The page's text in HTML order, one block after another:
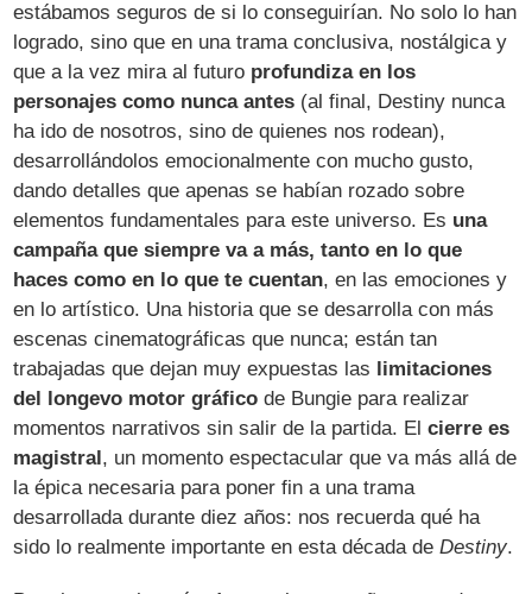
estábamos seguros de si lo conseguirían. No solo lo han
logrado, sino que en una trama conclusiva, nostálgica y
que a la vez mira al futuro profundiza en los
personajes como nunca antes (al final, Destiny nunca
ha ido de nosotros, sino de quienes nos rodean),
desarrollándolos emocionalmente con mucho gusto,
dando detalles que apenas se habían rozado sobre
elementos fundamentales para este universo. Es una
campaña que siempre va a más, tanto en lo que
haces como en lo que te cuentan, en las emociones y
en lo artístico. Una historia que se desarrolla con más
escenas cinematográficas que nunca; están tan
trabajadas que dejan muy expuestas las limitaciones
del longevo motor gráfico de Bungie para realizar
momentos narrativos sin salir de la partida. Elcierre es
magistral, un momento espectacular que va más allá de
la épica necesaria para poner fin a una trama
desarrollada durante diez años: nos recuerda qué ha
sido lo realmente importante en esta década deDestiny.